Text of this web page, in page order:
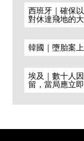
西班牙｜確保
對休達飛地的
韓國｜墮胎案
埃及｜數十人
留，當局應立